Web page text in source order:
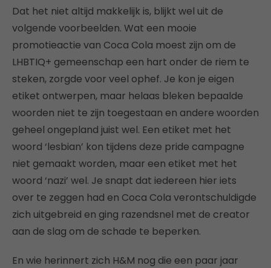
Dat het niet altijd makkelijk is, blijkt wel uit de
volgende voorbeelden. Wat een mooie
promotieactie van Coca Cola moest zijn om de
LHBTIQ+ gemeenschap een hart onder de riem te
steken, zorgde voor veel ophef. Je kon je eigen
etiket ontwerpen, maar helaas bleken bepaalde
woorden niet te zijn toegestaan en andere woorden
geheel ongepland juist wel. Een etiket met het
woord ‘lesbian’ kon tijdens deze pride campagne
niet gemaakt worden, maar een etiket met het
woord ‘nazi’ wel. Je snapt dat iedereen hier iets
over te zeggen had en Coca Cola verontschuldigde
zich uitgebreid en ging razendsnel met de creator
aan de slag om de schade te beperken.
En wie herinnert zich H&M nog die een paar jaar